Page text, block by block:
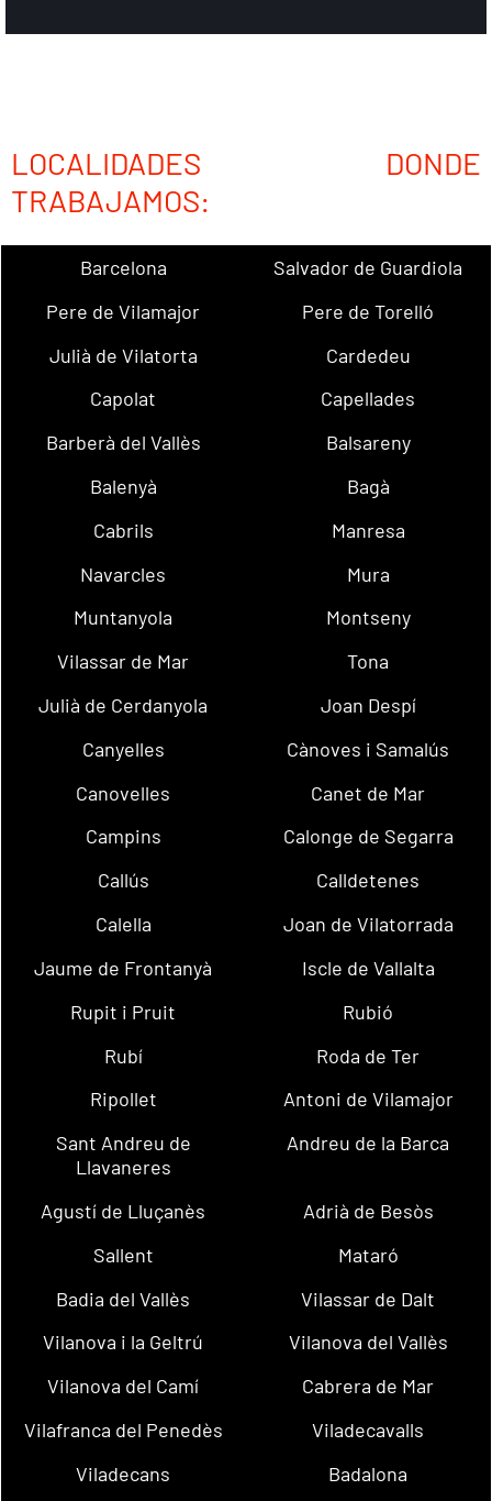
LOCALIDADES DONDE
TRABAJAMOS:
Barcelona
Salvador de Guardiola
Pere de Vilamajor
Pere de Torelló
Julià de Vilatorta
Cardedeu
Capolat
Capellades
Barberà del Vallès
Balsareny
Balenyà
Bagà
Cabrils
Manresa
Navarcles
Mura
Muntanyola
Montseny
Vilassar de Mar
Tona
Julià de Cerdanyola
Joan Despí
Canyelles
Cànoves i Samalús
Canovelles
Canet de Mar
Campins
Calonge de Segarra
Callús
Calldetenes
Calella
Joan de Vilatorrada
Jaume de Frontanyà
Iscle de Vallalta
Rupit i Pruit
Rubió
Rubí
Roda de Ter
Ripollet
Antoni de Vilamajor
Sant Andreu de
Llavaneres
Andreu de la Barca
Agustí de Lluçanès
Adrià de Besòs
Sallent
Mataró
Badia del Vallès
Vilassar de Dalt
Vilanova i la Geltrú
Vilanova del Vallès
Vilanova del Camí
Cabrera de Mar
Vilafranca del Penedès
Viladecavalls
Viladecans
Badalona